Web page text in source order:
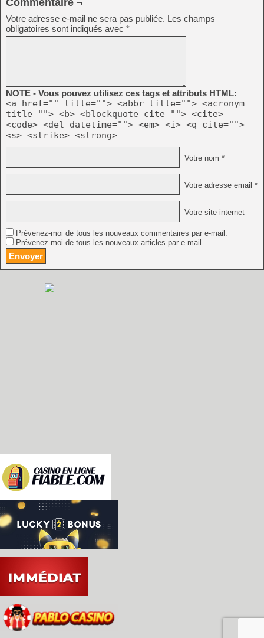
Commentaire ¬
Votre adresse e-mail ne sera pas publiée. Les champs
obligatoires sont indiqués avec *
NOTE - Vous pouvez utilisez ces tags et attributs HTML:
<a href="" title=""> <abbr title=""> <acronym
title=""> <b> <blockquote cite=""> <cite>
<code> <del datetime=""> <em> <i> <q cite="">
<s> <strike> <strong>
Votre nom *
Votre adresse email *
Votre site internet
Prévenez-moi de tous les nouveaux commentaires par e-mail.
Prévenez-moi de tous les nouveaux articles par e-mail.